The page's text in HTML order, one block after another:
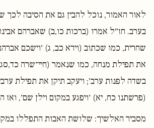
לאור האמור, נוכל להבין גם את הסיבה לכך
בערב. חז״ל אמרו (ברכות כו,ב) שאברהם
שחרית, כמו שכתוב (וירא כב, ג) ׳וישכם
את תפילת מנחה, כמו שנאמר (חיי־שרה
בשדה לפנות ערב׳; ויעקב תיקן את תפילת
(פרשתנו כח, יא) ׳ויפגע במקום וילן שם׳,
מסביר האלשיך: שלושת האבות התפללו